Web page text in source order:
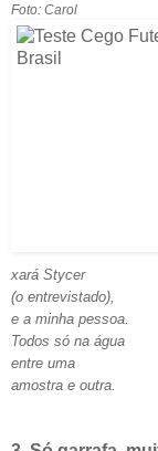
Foto: Carol
xará Stycer
(o entrevistado),
e a minha pessoa.
Todos só na água
entre uma
amostra e outra.